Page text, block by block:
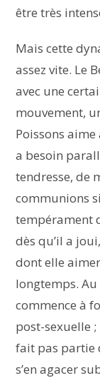
être très
Mais cette
assez vite. Le
avec une
mouvement,
Poissons
a besoin
tendresse, de
communions
tempérament
dès qu’il a
dont elle
longtemps.
commence à
post-sexuelle
fait pas partie
s’en agacer